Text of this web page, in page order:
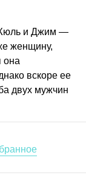
Жюль и Джим —
женщину,
она
вскоре ее
двух мужчин